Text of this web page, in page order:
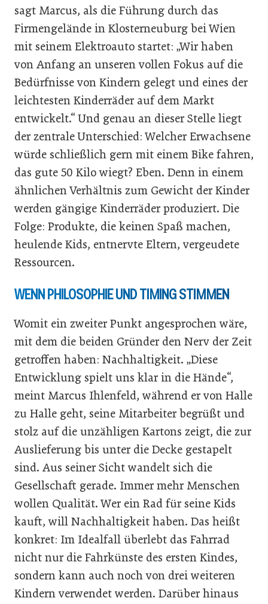
sagt Marcus, als die Führung durch das
Firmengelände in Klosterneuburg bei Wien
mit seinem Elektroauto startet: „Wir haben
von Anfang an unseren vollen Fokus auf die
Bedürfnisse von Kindern gelegt und eines der
leichtesten Kinderräder auf dem Markt
entwickelt.“ Und genau an dieser Stelle liegt
der zentrale Unterschied: Welcher Erwachsene
würde schließlich gern mit einem Bike fahren,
das gute 50 Kilo wiegt? Eben. Denn in einem
ähnlichen Verhältnis zum Gewicht der Kinder
werden gängige Kinderräder produziert. Die
Folge: Produkte, die keinen Spaß machen,
heulende Kids, entnervte Eltern, vergeudete
Ressourcen.
WENN PHILOSOPHIE UND TIMING STIMMEN
Womit ein zweiter Punkt angesprochen wäre,
mit dem die beiden Gründer den Nerv der Zeit
getroffen haben: Nachhaltigkeit. „Diese
Entwicklung spielt uns klar in die Hände“,
meint Marcus Ihlenfeld, während er von Halle
zu Halle geht, seine Mitarbeiter begrüßt und
stolz auf die unzähligen Kartons zeigt, die zur
Auslieferung bis unter die Decke gestapelt
sind. Aus seiner Sicht wandelt sich die
Gesellschaft gerade. Immer mehr Menschen
wollen Qualität. Wer ein Rad für seine Kids
kauft, will Nachhaltigkeit haben. Das heißt
konkret: Im Idealfall überlebt das Fahrrad
nicht nur die Fahrkünste des ersten Kindes,
sondern kann auch noch von drei weiteren
Kindern verwendet werden. Darüber hinaus